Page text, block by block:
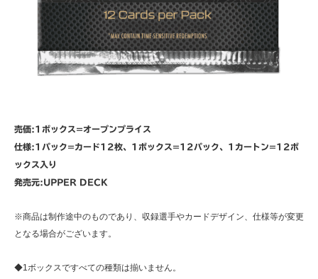
売価:1ボックス=オープンプライス
仕様:1パック=カード12枚、1ボックス=12パック、1カートン=12ボ
ックス入り
発売元:UPPER DECK
※商品は制作途中のものであり、収録選手やカードデザイン、仕様等が変更
となる場合がございます。
◆1ボックスですべての種類は揃いません。